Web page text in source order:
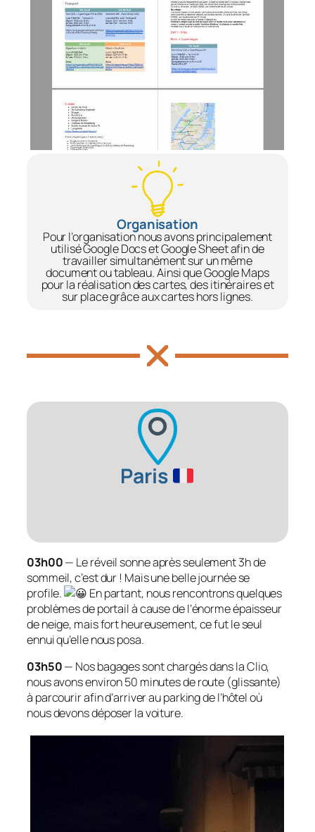
Organisation
Pour l’organisation nous avons principalement
utilisé Google Docs et Google Sheet afin de
travailler simultanément sur un même
document ou tableau. Ainsi que Google Maps
pour la réalisation des cartes, des itinéraires et
sur place grâce aux cartes hors lignes.
Paris
03h00— Le réveil sonne après seulement 3h de
sommeil, c’est dur ! Mais une belle journée se
profile.
En partant, nous rencontrons quelques
problèmes de portail à cause de l’énorme épaisseur
de neige, mais fort heureusement, ce fut le seul
ennui qu’elle nous posa.
03h50— Nos bagages sont chargés dans la Clio,
nous avons environ 50 minutes de route (glissante)
à parcourir afin d’arriver au parking de l’hôtel où
nous devons déposer la voiture.